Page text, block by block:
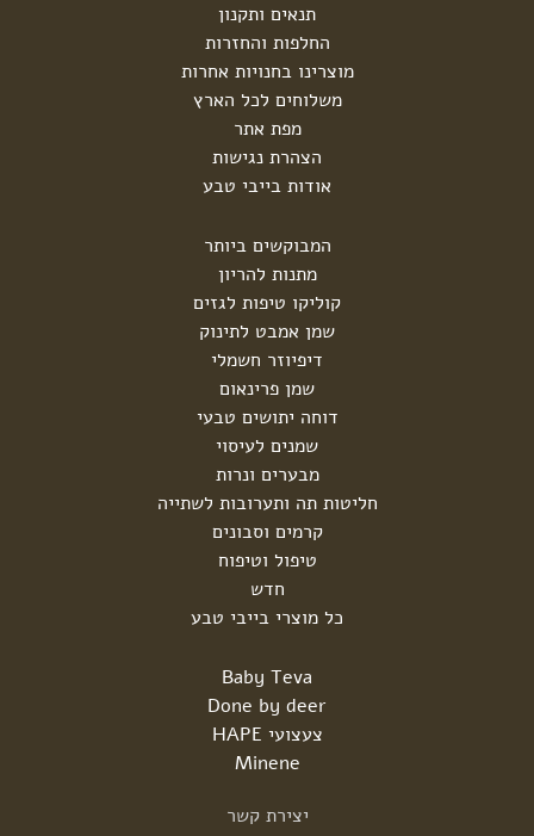
תנאים ותקנון
החלפות והחזרות
מוצרינו בחנויות אחרות
משלוחים לכל הארץ
מפת אתר
הצהרת נגישות
אודות בייבי טבע
המבוקשים ביותר
מתנות להריון
קוליקו טיפות לגזים
שמן אמבט לתינוק
דיפיוזר חשמלי
שמן פרינאום
דוחה יתושים טבעי
שמנים לעיסוי
מבערים ונרות
חליטות תה ותערובות לשתייה
קרמים וסבונים
טיפול וטיפוח
חדש
כל מוצרי בייבי טבע
Baby Teva
Done by deer
צעצועי HAPE
Minene
יצירת קשר